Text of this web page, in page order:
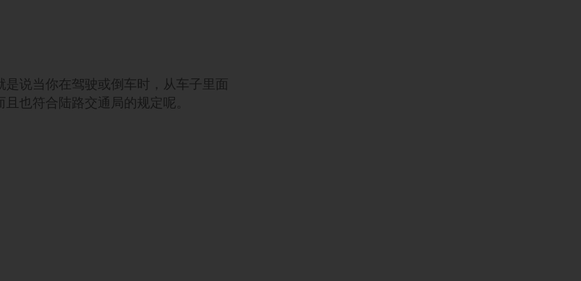
说当你在驾驶或倒车时，从车子里面
也符合陆路交通局的规定呢。